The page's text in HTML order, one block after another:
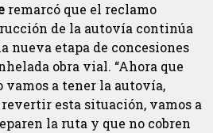
remarcó que el reclamo
de la autovía continúa
nueva etapa de concesiones
obra vial. “Ahora que
vamos a tener la autovía,
esta situación, vamos a
la ruta y que no cobren